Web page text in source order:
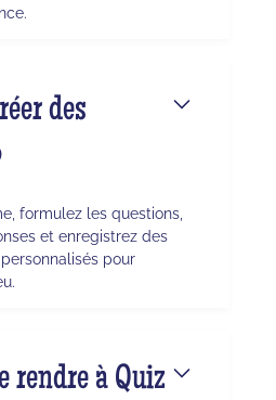
des
formulez les questions,
et enregistrez des
pour
rendre à Quiz